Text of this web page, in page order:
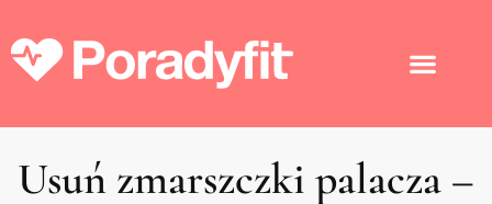
Usuń zmarszczki palacza –